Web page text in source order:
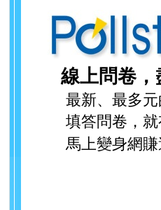
線上問卷，
最新、最多元
填答問卷，就
馬上變身網賺